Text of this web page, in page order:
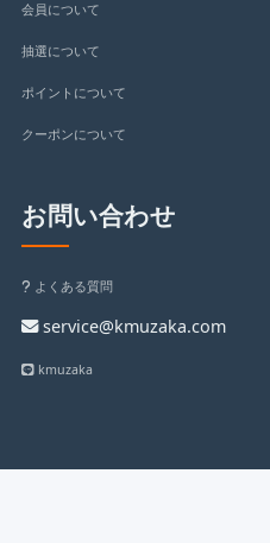
会員について
抽選について
ポイントについて
クーポンについて
お問い合わせ
よくある質問
service@kmuzaka.com
kmuzaka